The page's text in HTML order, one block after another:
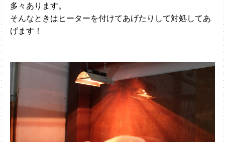
多々あります。
そんなときはヒーターを付けてあげたりして対処してあ
げます！